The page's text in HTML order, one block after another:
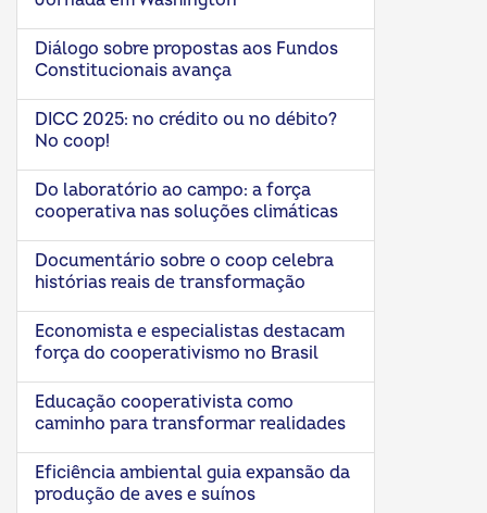
Diálogo sobre propostas aos Fundos
Constitucionais avança
DICC 2025: no crédito ou no débito?
No coop!
Do laboratório ao campo: a força
cooperativa nas soluções climáticas
Documentário sobre o coop celebra
histórias reais de transformação
Economista e especialistas destacam
força do cooperativismo no Brasil
Educação cooperativista como
caminho para transformar realidades
Eficiência ambiental guia expansão da
produção de aves e suínos